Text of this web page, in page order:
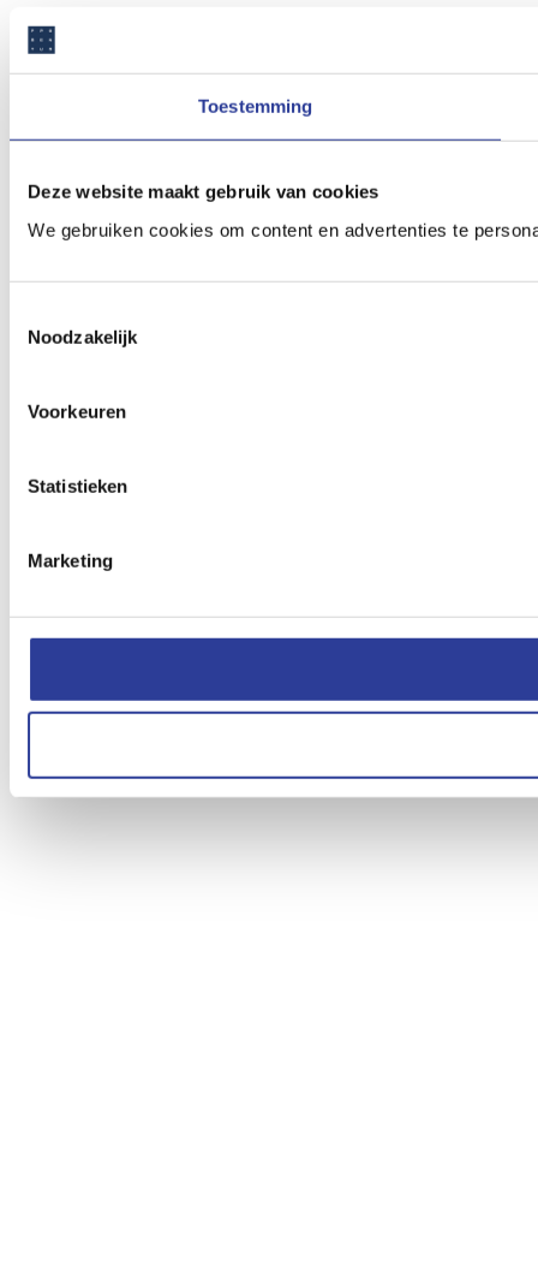
Toestemming
Deze website maakt gebruik van cookies
We gebruiken cookies om content en advertenties te
Noodzakelijk
Voorkeuren
Statistieken
Marketing